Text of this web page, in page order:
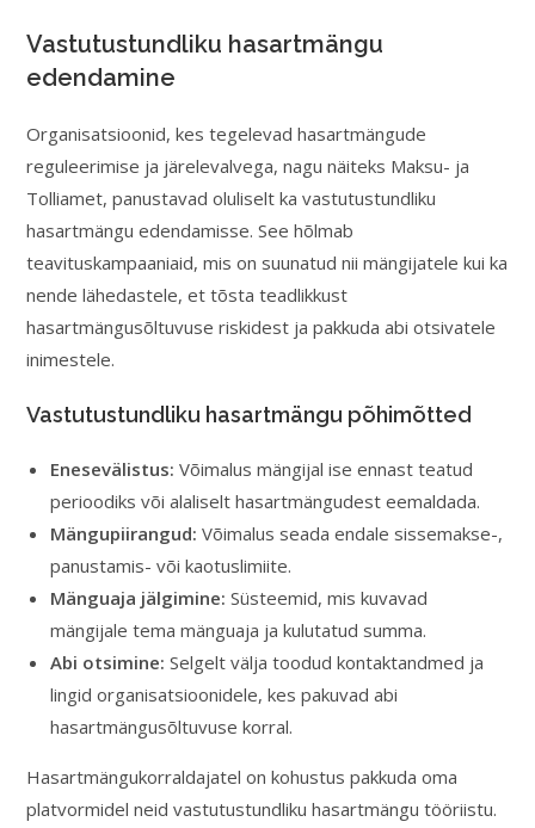
Vastutustundliku hasartmängu
edendamine
Organisatsioonid, kes tegelevad hasartmängude
reguleerimise ja järelevalvega, nagu näiteks Maksu- ja
Tolliamet, panustavad oluliselt ka vastutustundliku
hasartmängu edendamisse. See hõlmab
teavituskampaaniaid, mis on suunatud nii mängijatele kui ka
nende lähedastele, et tõsta teadlikkust
hasartmängusõltuvuse riskidest ja pakkuda abi otsivatele
inimestele.
Vastutustundliku hasartmängu põhimõtted
Enesevälistus: Võimalus mängijal ise ennast teatud
perioodiks või alaliselt hasartmängudest eemaldada.
Mängupiirangud: Võimalus seada endale sissemakse-,
panustamis- või kaotuslimiite.
Mänguaja jälgimine: Süsteemid, mis kuvavad
mängijale tema mänguaja ja kulutatud summa.
Abi otsimine: Selgelt välja toodud kontaktandmed ja
lingid organisatsioonidele, kes pakuvad abi
hasartmängusõltuvuse korral.
Hasartmängukorraldajatel on kohustus pakkuda oma
platvormidel neid vastutustundliku hasartmängu tööriistu.